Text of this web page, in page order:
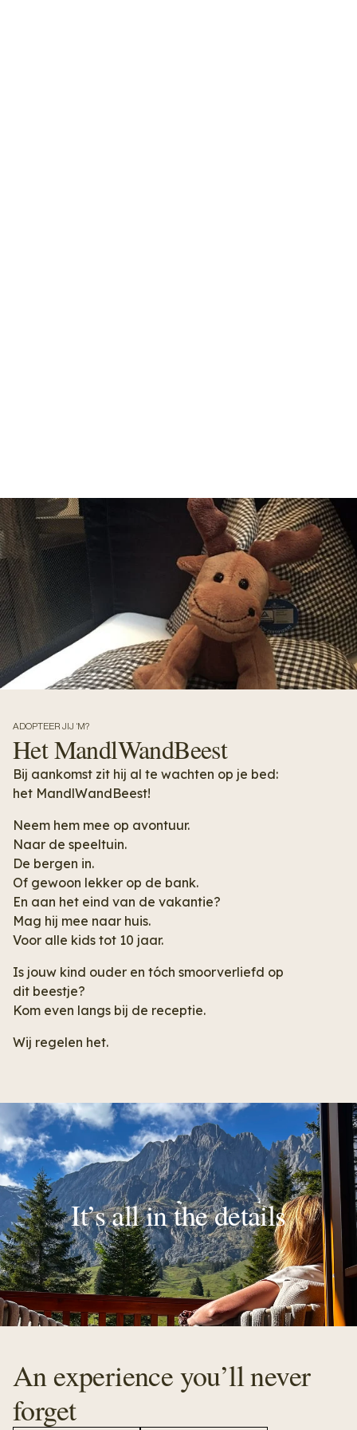
ADOPTEER JIJ ‘M?
Het MandlWandBeest
Bij aankomst zit hij al te wachten op je bed:
het MandlWandBeest!
Neem hem mee op avontuur.
Naar de speeltuin.
De bergen in.
Of gewoon lekker op de bank.
En aan het eind van de vakantie?
Mag hij mee naar huis.
Voor alle kids tot 10 jaar.
Is jouw kind ouder en tóch smoorverliefd op
dit beestje?
Kom even langs bij de receptie.
Wij regelen het.
It’s all in the details
An experience you’ll never
forget